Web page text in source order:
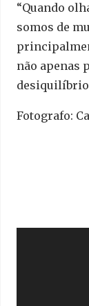
“Quando
somos de
não apenas
desiquilíbrio
Fotografo: